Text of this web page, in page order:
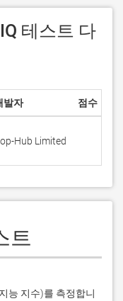
발자 점수
Hub Limited
트
능 지수)를 측정합니